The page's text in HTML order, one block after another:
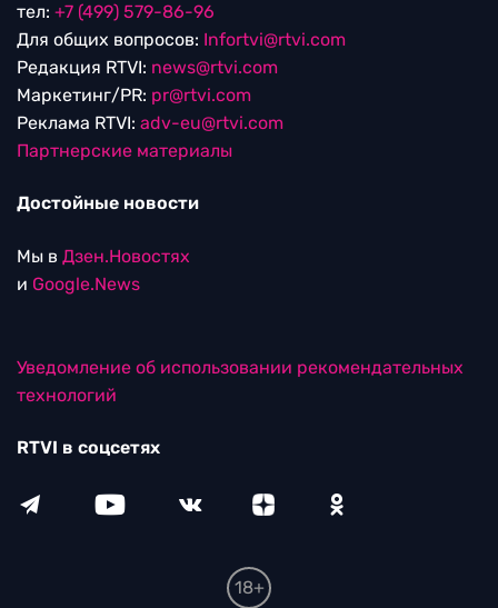
тел: +7 (499) 579-86-96
Для общих вопросов: Infortvi@rtvi.com
Редакция RTVI: news@rtvi.com
Маркетинг/PR: pr@rtvi.com
Реклама RTVI: adv-eu@rtvi.com
Партнерские материалы
Достойные новости
Мы в Дзен.Новостях
и Google.News
Уведомление об использовании рекомендательных
технологий
RTVI в соцсетях
18+